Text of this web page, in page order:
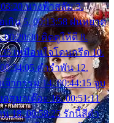
นางฟ้าสลัม 3.
เกิน 5. 00:13:58 ฝนหยาด
00:20:30 คิดดูให้ดี 8.
เหมือนใจโดนกรีด 10.
คำรำพัน 12.
จ้ากรรม 14. 00:44:15 จูบ
สูมาเต๊อะ 16. 00:51:11
18. 00:58:25 รักนี้สีดำ